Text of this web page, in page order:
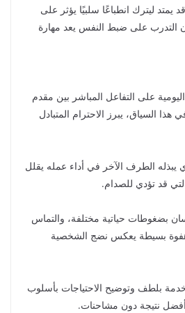
ليترك انطباعًا سلبيًا يؤثر على
التدرب على ضبط النفس يعد مهارة
على التفاعل المباشر بين مقدم
هذا السياق، يبرز الاحترام المتبادل
يبذله الطرف الآخر في أداء عمله يقلل
قد تؤدي للصدام.
بضغوطات حياتية مختلفة، والتماس
هفوة بسيطة يعكس نضج الشخصية
بلطف وتوضيح الاحتياجات بأسلوب
نتيجة دون مشاحنات.